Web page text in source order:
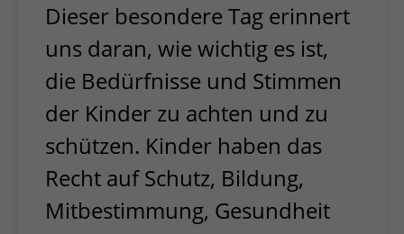
Dieser besondere Tag erinnert
uns daran, wie wichtig es ist,
die Bedürfnisse und Stimmen
der Kinder zu achten und zu
schützen. Kinder haben das
Recht auf Schutz, Bildung,
Mitbestimmung, Gesundheit